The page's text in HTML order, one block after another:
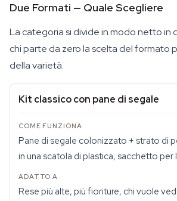
Due Formati — Quale Scegliere
La categoria si divide in modo netto in
chi parte da zero la scelta del formato
della varietà.
Kit classico con pane di segale
Pane di segale colonizzato + strato di
in una scatola di plastica, sacchetto per
Rese più alte, più fioriture, chi vuole